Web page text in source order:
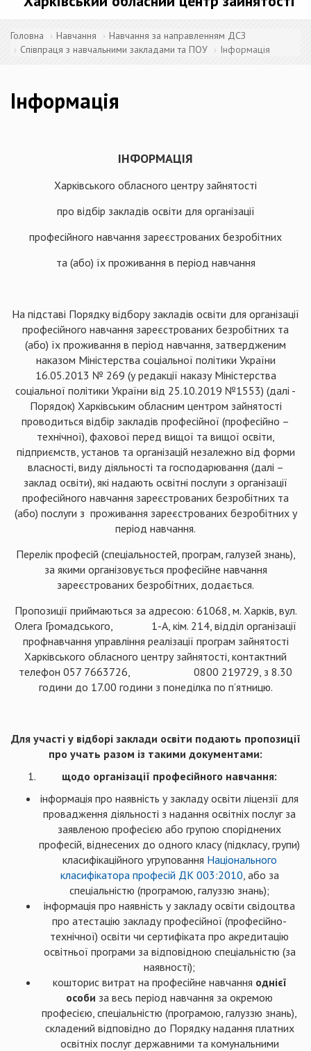
Головна Навчання
Навчання за направленням ДСЗ
Співпраця з навчальними закладами та ПОУ
Інформація
Інформація
ІНФОРМАЦІЯ
Харківського обласного центру зайнятості
про відбір закладів освіти для організації
професійного навчання зареєстрованих безробітних
та (або) їх проживання в період навчання
На підставі Порядку відбору закладів освіти для організації
професійного навчання зареєстрованих безробітних та
(або) їх проживання в період навчання, затвердженим
наказом Міністерства соціальної політики України
16.05.2013 № 269 (у редакції наказу Міністерства
соціальної політики України від 25.10.2019 №1553) (далі -
Порядок) Харківським обласним центром зайнятості
проводиться відбір закладів професійної (професійно –
технічної), фахової перед вищої та вищої освіти,
підприємств, установ та організацій незалежно від форми
власності, виду діяльності та господарювання (далі –
заклад освіти), які надають освітні послуги з організації
професійного навчання зареєстрованих безробітних та
(або) послуги з проживання зареєстрованих безробітних у
період навчання.
Перелік професій (спеціальностей, програм, галузей знань),
за якими організовується професійне навчання
зареєстрованих безробітних, додається.
Пропозиції приймаються за адресою: 61068, м. Харків, вул.
Олега Громадського, 1-А, кім. 214, відділ організації
профнавчання управління реалізації програм зайнятості
Харківського обласного центру зайнятості, контактний
телефон 057 7663726, 0800 219729, з 8.30
години до 17.00 години з понеділка по п’ятницю.
Для участі у відборі заклади освіти подають пропозиції
про учать разом із такими документами:
щодо організації професійного навчання:
інформація про наявність у закладу освіти ліцензії для
провадження діяльності з надання освітніх послуг за
заявленою професією або групою споріднених
професій, віднесених до одного класу (підкласу, групи)
класифікаційного угруповання Національного
класифікатора професій ДК 003:2010, або за
спеціальністю (програмою, галуззю знань);
інформація про наявність у закладу освіти свідоцтва
про атестацію закладу професійної (професійно-
технічної) освіти чи сертифіката про акредитацію
освітньої програми за відповідною спеціальністю (за
наявності);
кошторис витрат на професійне навчання однієї
особи за весь період навчання за окремою
професією, спеціальністю (програмою, галуззю знань),
складений відповідно до Порядку надання платних
освітніх послуг державними та комунальними